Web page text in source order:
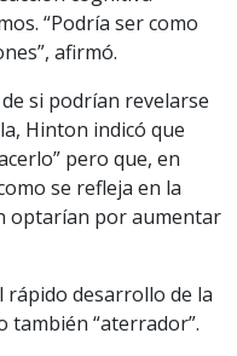
“Podría ser como
afirmó.
si podrían revelarse
Hinton indicó que
pero que, en
se refleja en la
optarían por aumentar
rápido desarrollo de la
también “aterrador”.